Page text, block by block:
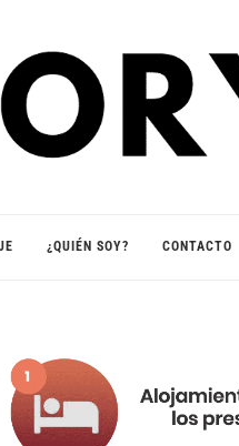
¿QUIÉN SOY? CONTACTO